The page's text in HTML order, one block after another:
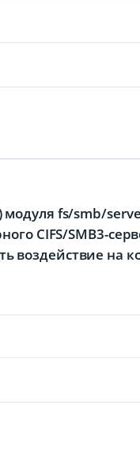
fs/smb/
CIFS/SMB3-
на